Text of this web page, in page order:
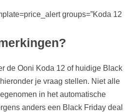
groups=”Koda 12
de Ooni Koda 12 of huidige Black
je vraag stellen. Niet alle
in het automatische
anders een Black Friday deal